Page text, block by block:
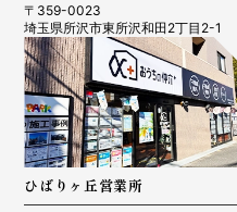
〒359-0023
埼玉県所沢市東所沢和田2丁目2-1
ひばりヶ丘営業所